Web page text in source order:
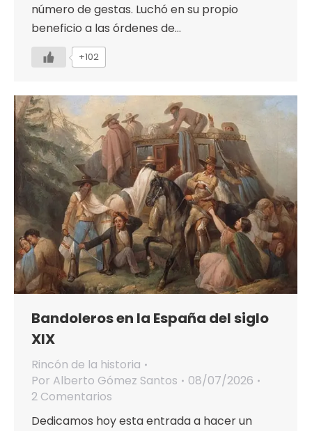
número de gestas. Luchó en su propio
beneficio a las órdenes de…
+102
Bandoleros en la España del siglo
XIX
Rincón de la historia
Por Alberto Gómez Santos
08/07/2026
2 Comentarios
Dedicamos hoy esta entrada a hacer un